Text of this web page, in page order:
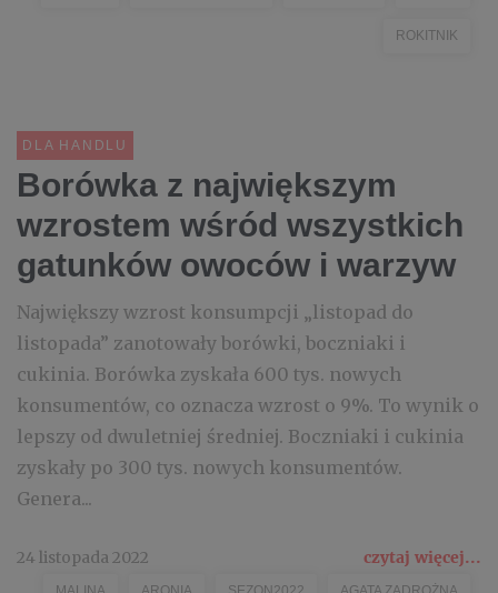
ROKITNIK
DLA HANDLU
Borówka z największym
wzrostem wśród wszystkich
gatunków owoców i warzyw
Największy wzrost konsumpcji „listopad do
listopada” zanotowały borówki, boczniaki i
cukinia. Borówka zyskała 600 tys. nowych
konsumentów, co oznacza wzrost o 9%. To wynik o
lepszy od dwuletniej średniej. Boczniaki i cukinia
zyskały po 300 tys. nowych konsumentów.
Genera...
24 listopada 2022 czytaj więcej...